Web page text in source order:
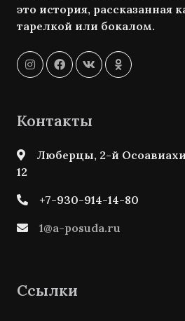
это история, рассказанная
тарелкой или бокалом.
Контакты
Люберцы, 2-й
12
+7-930-914-14-80
1@a-posuda.ru
Ссылки